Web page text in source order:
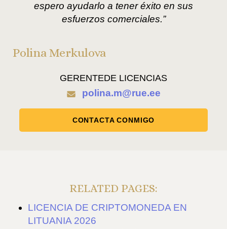
espero ayudarlo a tener éxito en sus
esfuerzos comerciales.”
Polina Merkulova
GERENTEDE LICENCIAS
polina.m@rue.ee
CONTACTA CONMIGO
RELATED PAGES:
LICENCIA DE CRIPTOMONEDA EN
LITUANIA 2026